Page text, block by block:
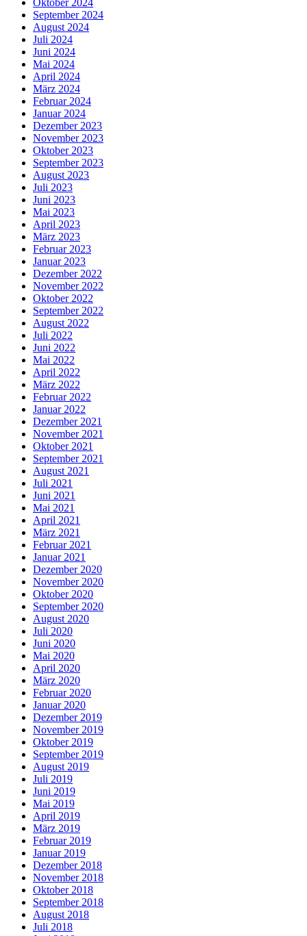
Oktober 2024
September 2024
August 2024
Juli 2024
Juni 2024
Mai 2024
April 2024
März 2024
Februar 2024
Januar 2024
Dezember 2023
November 2023
Oktober 2023
September 2023
August 2023
Juli 2023
Juni 2023
Mai 2023
April 2023
März 2023
Februar 2023
Januar 2023
Dezember 2022
November 2022
Oktober 2022
September 2022
August 2022
Juli 2022
Juni 2022
Mai 2022
April 2022
März 2022
Februar 2022
Januar 2022
Dezember 2021
November 2021
Oktober 2021
September 2021
August 2021
Juli 2021
Juni 2021
Mai 2021
April 2021
März 2021
Februar 2021
Januar 2021
Dezember 2020
November 2020
Oktober 2020
September 2020
August 2020
Juli 2020
Juni 2020
Mai 2020
April 2020
März 2020
Februar 2020
Januar 2020
Dezember 2019
November 2019
Oktober 2019
September 2019
August 2019
Juli 2019
Juni 2019
Mai 2019
April 2019
März 2019
Februar 2019
Januar 2019
Dezember 2018
November 2018
Oktober 2018
September 2018
August 2018
Juli 2018